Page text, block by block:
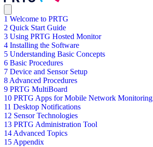
1 Welcome to PRTG
2 Quick Start Guide
3 Using PRTG Hosted Monitor
4 Installing the Software
5 Understanding Basic Concepts
6 Basic Procedures
7 Device and Sensor Setup
8 Advanced Procedures
9 PRTG MultiBoard
10 PRTG Apps for Mobile Network Monitoring
11 Desktop Notifications
12 Sensor Technologies
13 PRTG Administration Tool
14 Advanced Topics
15 Appendix